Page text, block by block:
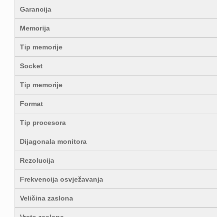
Garancija
Memorija
Tip memorije
Socket
Tip memorije
Format
Tip procesora
Dijagonala monitora
Rezolucija
Frekvencija osvježavanja
Veličina zaslona